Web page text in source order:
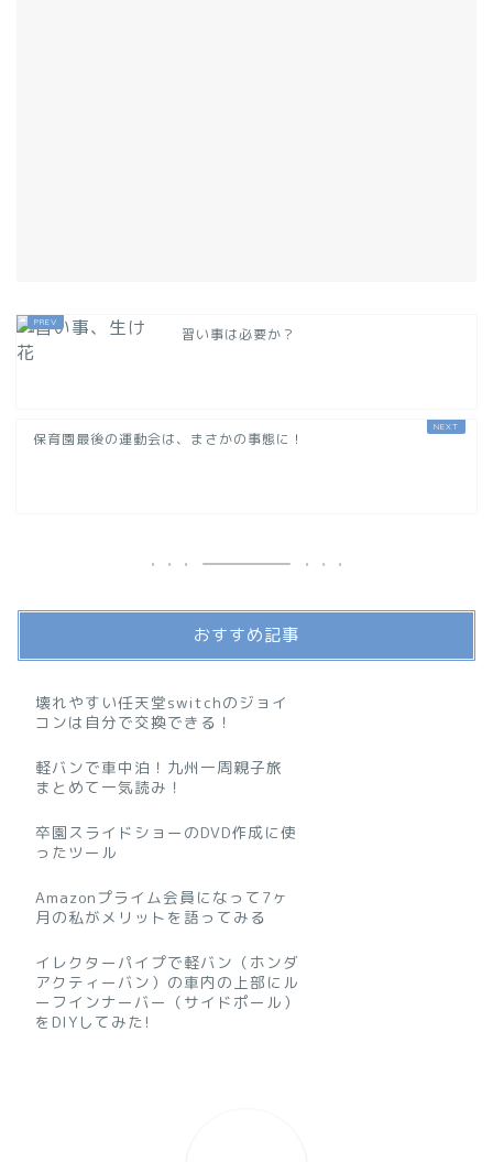
習い事は必要か？
保育園最後の運動会は、まさかの事態に！
おすすめ記事
壊れやすい任天堂switchのジョイ
コンは自分で交換できる！
軽バンで車中泊！九州一周親子旅
まとめて一気読み！
卒園スライドショーのDVD作成に使
ったツール
Amazonプライム会員になって7ヶ
月の私がメリットを語ってみる
イレクターパイプで軽バン（ホンダ
アクティーバン）の車内の上部にル
ーフインナーバー（サイドポール）
をDIYしてみた!